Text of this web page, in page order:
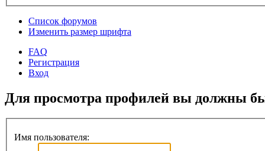
Список форумов
Изменить размер шрифта
FAQ
Регистрация
Вход
Для просмотра профилей вы должны
Имя пользователя: